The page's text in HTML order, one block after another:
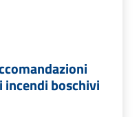
incendi boschivi